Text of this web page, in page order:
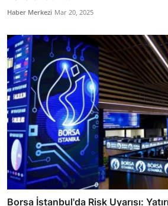
Haber Merkezi Mar 20, 2025
Borsa İstanbul'da Risk Uyarısı: